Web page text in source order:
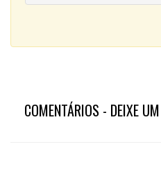
COMENTÁRIOS - DEIXE